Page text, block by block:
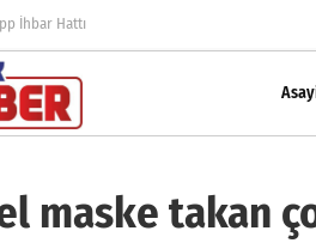
İhbar Hattı
maske takan